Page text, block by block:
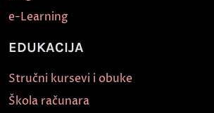
e-Learning
EDUKACIJA
Stručni kursevi i obuke
Škola računara